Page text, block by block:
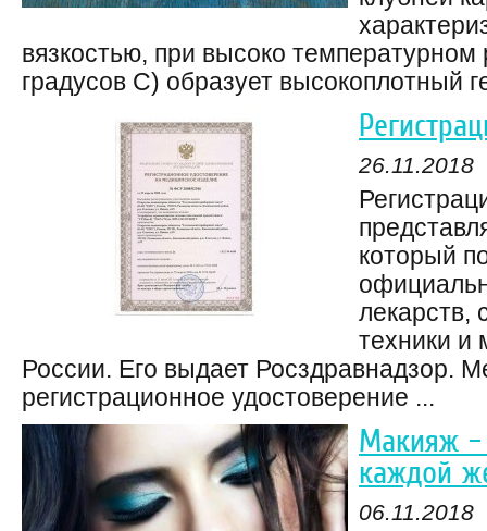
вязкостью, при высоко
градусов С) образует высокоплотный
26.11.2018
который
лекарств,
техники и
России. Его выдает Росздравнадзор.
регистрационное удостоверение ...
Макияж –
каждой
06.11.2018